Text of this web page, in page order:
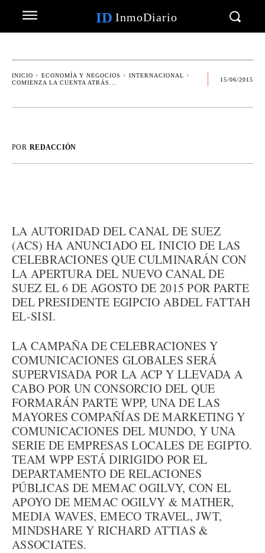
ID InmoDiario
INICIO ECONOMÍA Y NEGOCIOS
INTERNACIONAL
COMIENZA LA CUENTA ATRÁS...
15/06/2015
POR REDACCIÓN
LA AUTORIDAD DEL CANAL DE SUEZ
(ACS) HA ANUNCIADO EL INICIO DE LAS
CELEBRACIONES QUE CULMINARÁN CON
LA APERTURA DEL NUEVO CANAL DE
SUEZ EL 6 DE AGOSTO DE 2015 POR PARTE
DEL PRESIDENTE EGIPCIO ABDEL FATTAH
EL-SISI.
LA CAMPAÑA DE CELEBRACIONES Y
COMUNICACIONES GLOBALES SERÁ
SUPERVISADA POR LA ACP Y LLEVADA A
CABO POR UN CONSORCIO DEL QUE
FORMARÁN PARTE WPP, UNA DE LAS
MAYORES COMPAÑÍAS DE MARKETING Y
COMUNICACIONES DEL MUNDO, Y UNA
SERIE DE EMPRESAS LOCALES DE EGIPTO.
TEAM WPP ESTÁ DIRIGIDO POR EL
DEPARTAMENTO DE RELACIONES
PÚBLICAS DE MEMAC OGILVY, CON EL
APOYO DE MEMAC OGILVY & MATHER,
MEDIA WAVES, EMECO TRAVEL, JWT,
MINDSHARE Y RICHARD ATTIAS &
ASSOCIATES.